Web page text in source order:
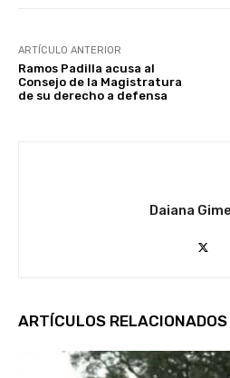
ARTÍCULO ANTERIOR
Ramos Padilla acusa al
Consejo de la Magistratura
de su derecho a defensa
Daiana
ARTÍCULOS RELACIONADOS